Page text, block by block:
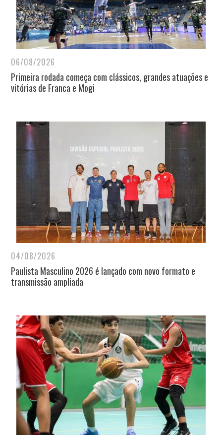
06/08/2026
Primeira rodada começa com clássicos, grandes atuações e
vitórias de Franca e Mogi
04/08/2026
Paulista Masculino 2026 é lançado com novo formato e
transmissão ampliada